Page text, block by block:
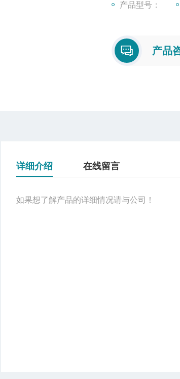
产品型号：
产品
详细介绍 在线留言
如果想了解产品的详细情况请与公司！